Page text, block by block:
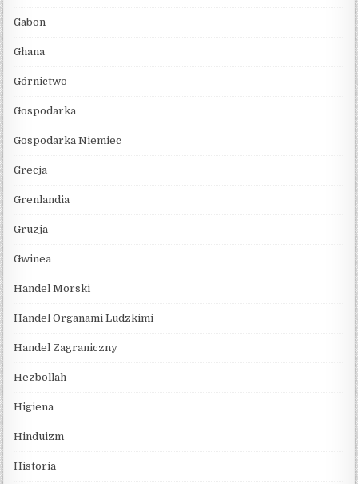
Gabon
Ghana
Górnictwo
Gospodarka
Gospodarka Niemiec
Grecja
Grenlandia
Gruzja
Gwinea
Handel Morski
Handel Organami Ludzkimi
Handel Zagraniczny
Hezbollah
Higiena
Hinduizm
Historia